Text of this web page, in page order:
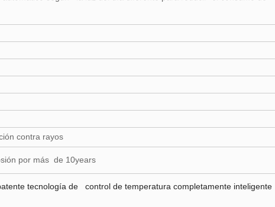
contra rayos
por más de 10years
tecnología de control de temperatura completamente inteligente ,